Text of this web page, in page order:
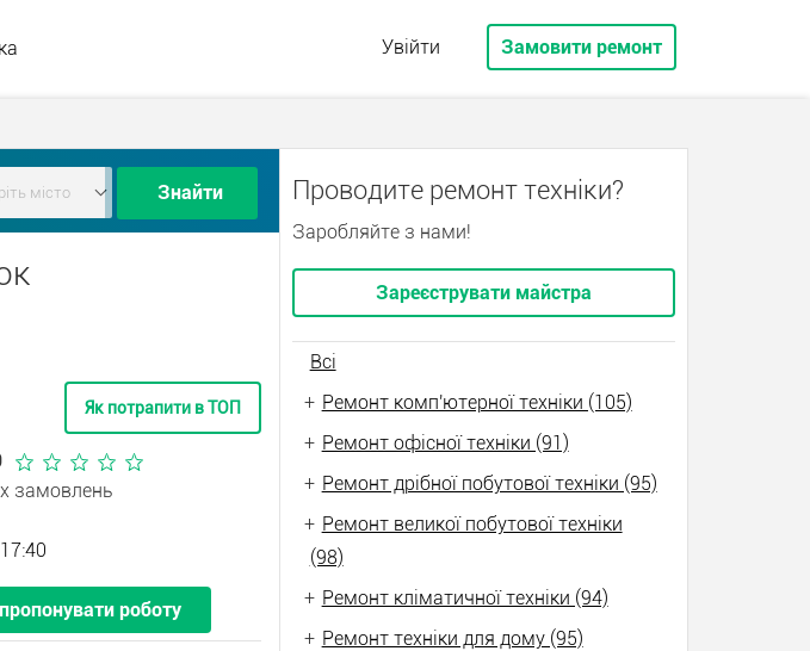
Увійти Замовити ремонт
Знайти
Як потрапити в ТОП
замовлень
роботу
Проводите ремонт техніки?
Заробляйте з нами!
Зареєструвати майстра
Всі
+ Ремонт комп'ютерної техніки (105)
+ Ремонт офісної техніки (91)
+ Ремонт дрібної побутової техніки (95)
+ Ремонт великої побутової техніки
(98)
+ Ремонт кліматичної техніки (94)
+ Ремонт техніки для дому (95)